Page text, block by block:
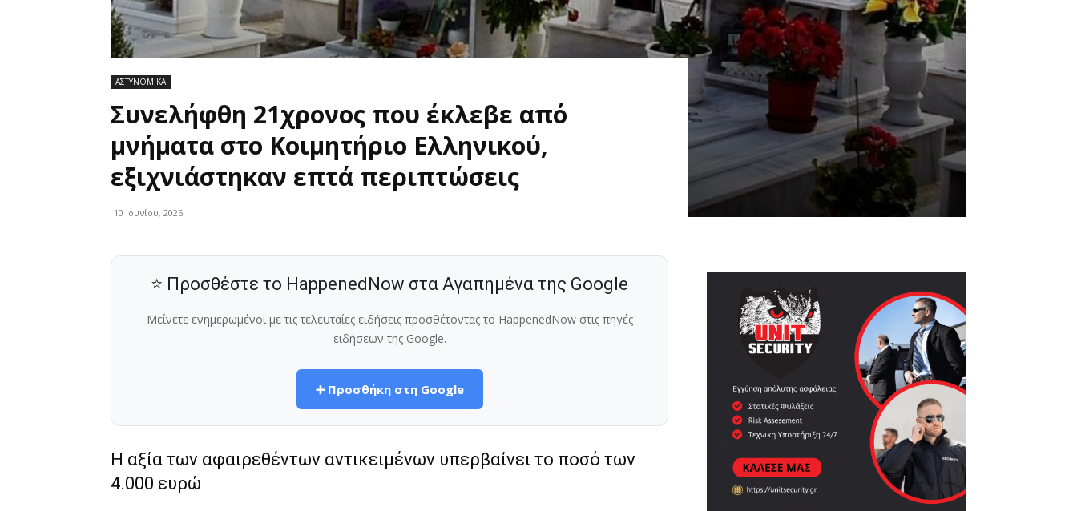
ΑΣΤΥΝΟΜΙΚΑ
Συνελήφθη 21χρονος που έκλεβε από
μνήματα στο Κοιμητήριο Ελληνικού,
εξιχνιάστηκαν επτά περιπτώσεις
10 Ιουνίου, 2026
⭐ Προσθέστε το HappenedNow στα Αγαπημένα της Google
Μείνετε ενημερωμένοι με τις τελευταίες ειδήσεις προσθέτοντας το HappenedNow στις πηγές
ειδήσεων της Google.
➕ Προσθήκη στη Google
H αξία των αφαιρεθέντων αντικειμένων υπερβαίνει το ποσό των
4.000 ευρώ